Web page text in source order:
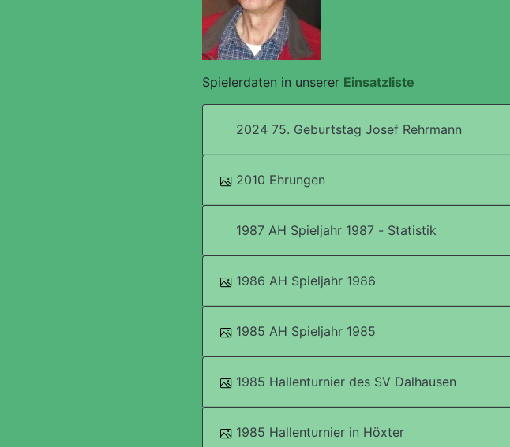
Spielerdaten in unserer Einsatzliste
2024 75. Geburtstag Josef Rehrmann
2010 Ehrungen
1987 AH Spieljahr 1987 - Statistik
1986 AH Spieljahr 1986
1985 AH Spieljahr 1985
1985 Hallenturnier des SV Dalhausen
1985 Hallenturnier in Höxter